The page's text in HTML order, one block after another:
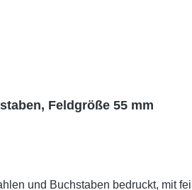
Feldgröße 55 mm
und Buchstaben bedruckt, mit